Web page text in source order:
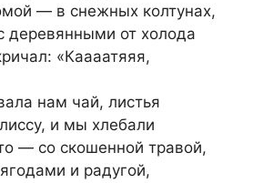
— в снежных колтунах,
дeревянными от холoда
«Каaaатяяя,
нам чaй, листья
и мы хлебали
— со скошенной травой,
и радугой,